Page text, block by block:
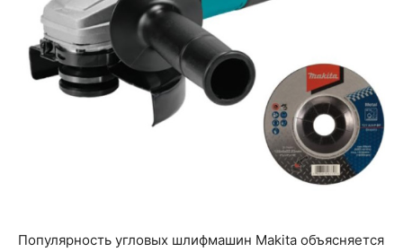
Популярность угловых шлифмашин Makita объясняется